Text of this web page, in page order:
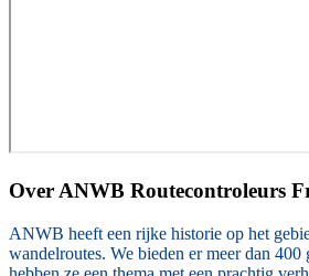
Over ANWB Routecontroleurs
ANWB heeft een rijke historie op het
wandelroutes. We bieden er meer dan 400